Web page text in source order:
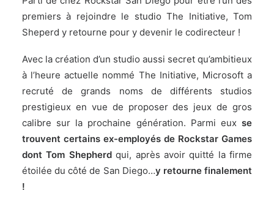
premiers à rejoindre le studio The Initiative, Tom
Sheperd y retourne pour y devenir le codirecteur !
Avec la création d’un studio aussi secret qu’ambitieux
à l’heure actuelle nommé The Initiative, Microsoft a
recruté de grands noms de différents studios
prestigieux en vue de proposer des jeux de gros
calibre sur la prochaine génération. Parmi eux se
trouvent certains ex-employés de Rockstar Games
dont Tom Shepherdqui, après avoir quitté la firme
étoilée du côté de San Diego…y retourne finalement
!